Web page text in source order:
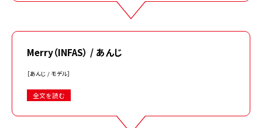
Merry（INFAS） / あんじ
［あんじ / モデル］
全文を読む